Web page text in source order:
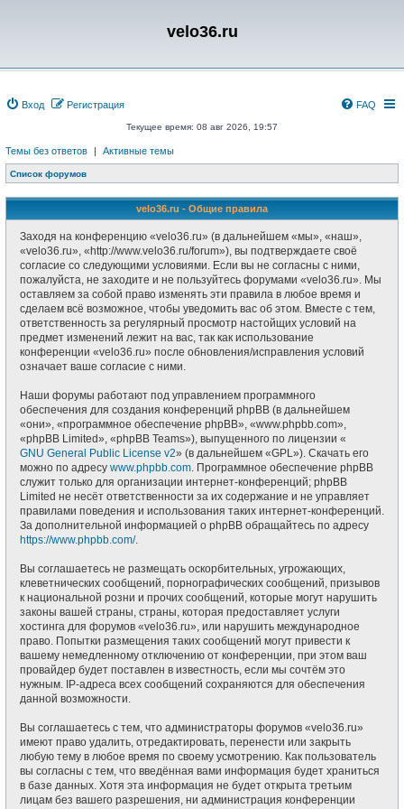
velo36.ru
Вход Регистрация FAQ
Текущее время: 08 авг 2026, 19:57
Темы без ответов | Активные темы
Список форумов
velo36.ru - Общие правила
Заходя на конференцию «velo36.ru» (в дальнейшем «мы», «наш»,
«velo36.ru», «http://www.velo36.ru/forum»), вы подтверждаете своё
согласие со следующими условиями. Если вы не согласны с ними,
пожалуйста, не заходите и не пользуйтесь форумами «velo36.ru». Мы
оставляем за собой право изменять эти правила в любое время и
сделаем всё возможное, чтобы уведомить вас об этом. Вместе с тем,
ответственность за регулярный просмотр настойщих условий на
предмет изменений лежит на вас, так как использование
конференции «velo36.ru» после обновления/исправления условий
означает ваше согласие с ними.
Наши форумы работают под управлением программного
обеспечения для создания конференций phpBB (в дальнейшем
«они», «программное обеспечение phpBB», «www.phpbb.com»,
«phpBB Limited», «phpBB Teams»), выпущенного по лицензии «
GNU General Public License v2» (в дальнейшем «GPL»). Скачать его
можно по адресу www.phpbb.com. Программное обеспечение phpBB
служит только для организации интернет-конференций; phpBB
Limited не несёт ответственности за их содержание и не управляет
правилами поведения и использования таких интернет-конференций.
За дополнительной информацией о phpBB обращайтесь по адресу
https://www.phpbb.com/.
Вы соглашаетесь не размещать оскорбительных, угрожающих,
клеветнических сообщений, порнографических сообщений, призывов
к национальной розни и прочих сообщений, которые могут нарушить
законы вашей страны, страны, которая предоставляет услуги
хостинга для форумов «velo36.ru», или нарушить международное
право. Попытки размещения таких сообщений могут привести к
вашему немедленному отключению от конференции, при этом ваш
провайдер будет поставлен в известность, если мы сочтём это
нужным. IP-адреса всех сообщений сохраняются для обеспечения
данной возможности.
Вы соглашаетесь с тем, что администраторы форумов «velo36.ru»
имеют право удалить, отредактировать, перенести или закрыть
любую тему в любое время по своему усмотрению. Как пользователь
вы согласны с тем, что введённая вами информация будет храниться
в базе данных. Хотя эта информация не будет открыта третьим
лицам без вашего разрешения, ни администрация конференции